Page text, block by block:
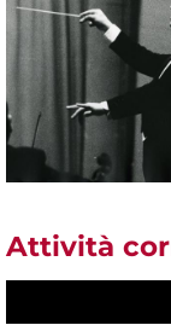
Attività